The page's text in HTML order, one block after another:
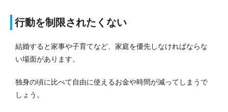
行動を制限されたくない
結婚すると家事や子育てなど、家庭を優先しなければならな
い場面があります。
独身の頃に比べて自由に使えるお金や時間が減ってしまうで
しょう。